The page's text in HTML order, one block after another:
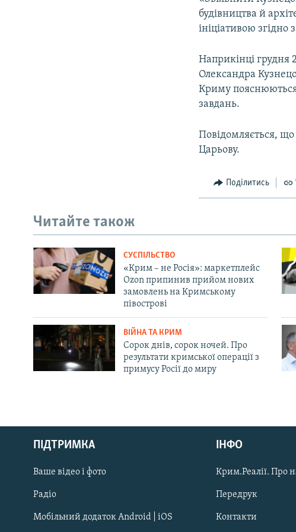
Русский
Qırımtatar
ДОЛУЧАЙСЯ!
будівництва й
ініціативою згідно
Наприкінці грудня
Олександра
Криму
завдань.
Повідомляється,
Царьову.
Поділитись
Читайте також
СУСПІЛЬСТВО
«Крим – не Росія»: маркетплейс
Ozon припинив прийом нових
замовлень на Кримському
півострові
ВІЙНА ТА КРИМ
Сорок днів, сорок ночей. Про
результати кримської операції з
примусу Росії до миру
ПІДТРИМКА
Ваше відео і фото
Радіо
Мобільний додаток Android | iOS
ІНФО
Крим.Реалії. Про
Передрук
Контакти